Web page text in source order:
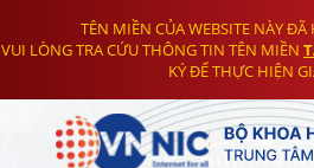
TÊN MIỀN CỦA WEBSITE NÀY
VUI LÒNG TRA CỨU THÔNG TIN TÊN MIỀN
KÝ ĐỂ THỰC HIỆN